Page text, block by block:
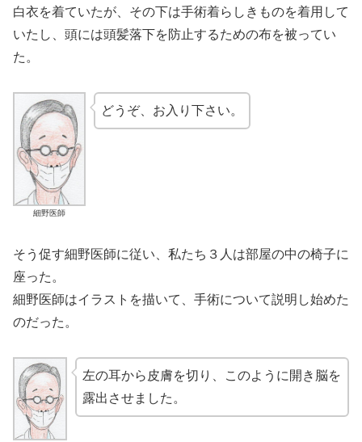
白衣を着ていたが、その下は手術着らしきものを着用して
いたし、頭には頭髪落下を防止するための布を被ってい
た。
細野医師
どうぞ、お入り下さい。
そう促す細野医師に従い、私たち３人は部屋の中の椅子に
座った。
細野医師はイラストを描いて、手術について説明し始めた
のだった。
左の耳から皮膚を切り、このように開き脳を
露出させました。